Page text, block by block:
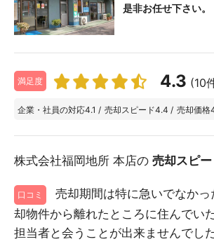
是非お任せ下さい。
満足度 4.3 (10
企業・社員の対応4.1 / 売却スピード4.4 / 売却価格
株式会社福岡地所 本店の 売却スピー
口コミ
売却期間は特に急いでなか
却物件から離れたところに住んでい
担当者と会うことが出来ませんでし